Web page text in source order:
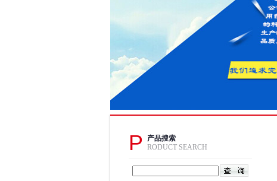
P
产品搜索
RODUCT SEARCH